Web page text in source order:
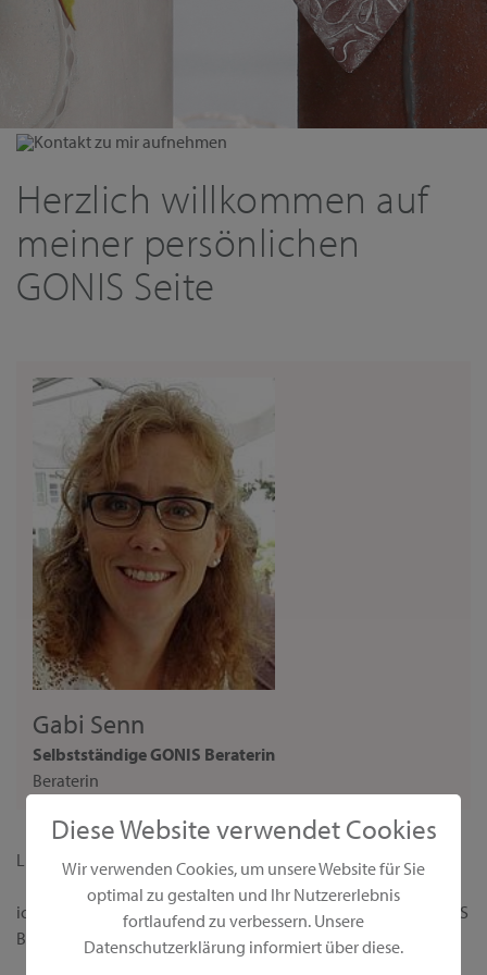
Diese Website verwendet Cookies
Wir verwenden Cookies, um unsere Website für Sie
optimal zu gestalten und Ihr Nutzererlebnis
fortlaufend zu verbessern. Unsere
Datenschutzerklärung informiert über diese.
Kontakt zu mir aufnehmen
Herzlich willkommen auf
meiner persönlichen
GONIS Seite
Gabi Senn
Selbstständige GONIS Beraterin
Beraterin
Liebe Interessentin,
ich begrüße dich ganz herzlich auf meiner persönlichen GONIS
Beraterseite!